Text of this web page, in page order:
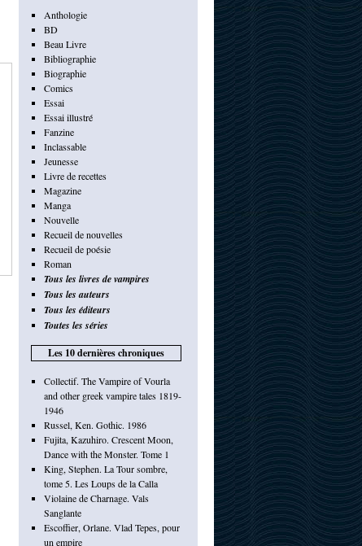
Anthologie
BD
Beau Livre
Bibliographie
Biographie
Comics
Essai
Essai illustré
Fanzine
Inclassable
Jeunesse
Livre de recettes
Magazine
Manga
Nouvelle
Recueil de nouvelles
Recueil de poésie
Roman
Tous les livres de vampires
Tous les auteurs
Tous les éditeurs
Toutes les séries
Les 10 dernières chroniques
Collectif. The Vampire of Vourla
and other greek vampire tales 1819-
1946
Russel, Ken. Gothic. 1986
Fujita, Kazuhiro. Crescent Moon,
Dance with the Monster. Tome 1
King, Stephen. La Tour sombre,
tome 5. Les Loups de la Calla
Violaine de Charnage. Vals
Sanglante
Escoffier, Orlane. Vlad Tepes, pour
un empire